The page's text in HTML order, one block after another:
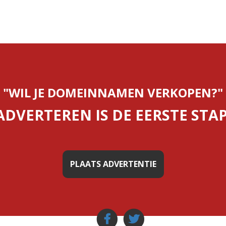
"WIL JE DOMEINNAMEN VERKOPEN?"
IS DE EERSTE
PLAATS ADVERTENTIE